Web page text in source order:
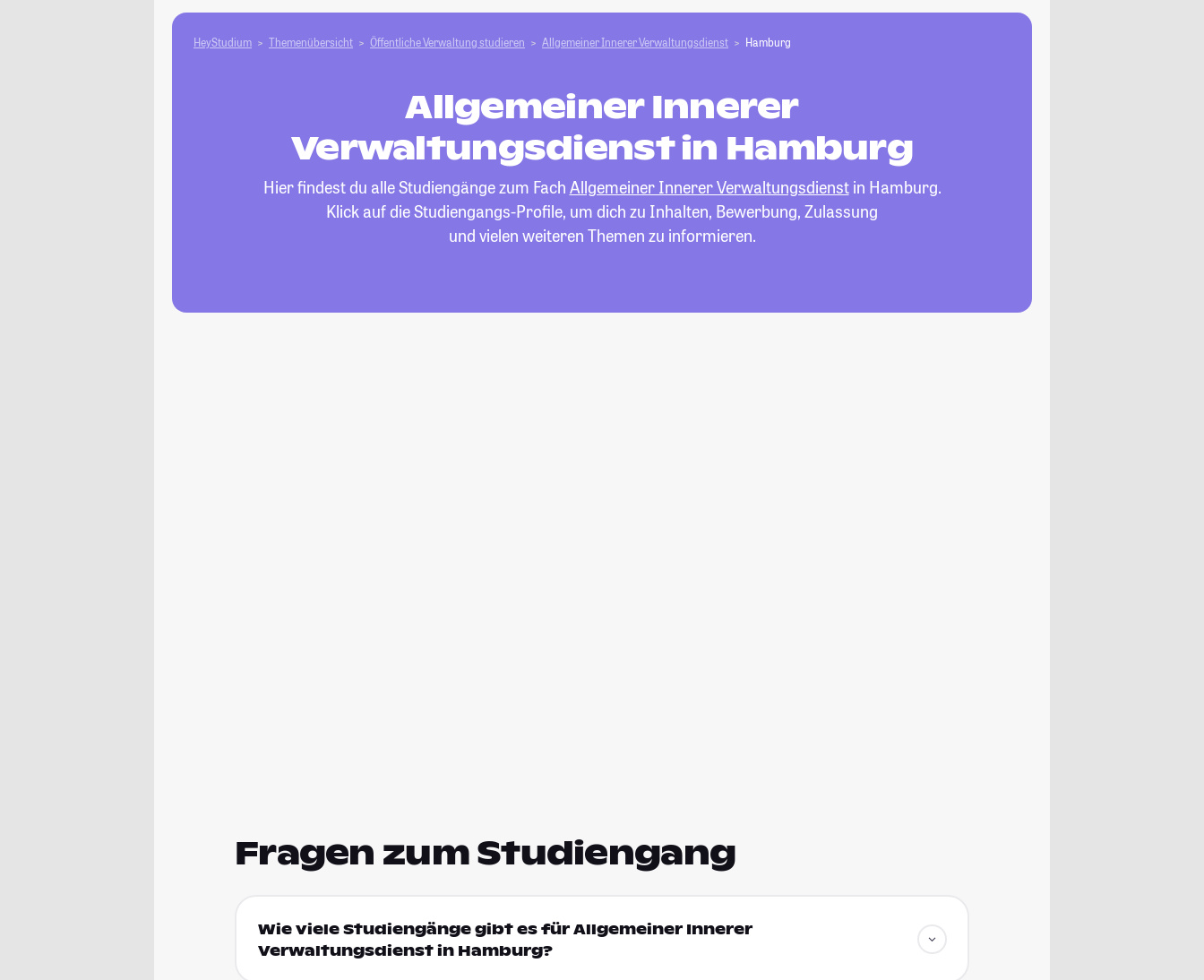
HeyStudium Themenübersicht Öffentliche Verwaltung studieren Allgemeiner Innerer Verwaltungsdienst Hamburg
Allgemeiner Innerer
Verwaltungsdienst in Hamburg
Hier findest du alle Studiengänge zum Fach Allgemeiner Innerer Verwaltungsdienstin Hamburg.
Klick auf die Studiengangs-Profile, um dich zu Inhalten, Bewerbung, Zulassung
und vielen weiteren Themen zu informieren.
Fragen zum Studiengang
Wie viele Studiengänge gibt es für Allgemeiner Innerer
Verwaltungsdienst in Hamburg?